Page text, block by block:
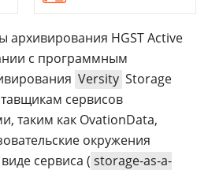
архивирования HGST Active
с программным
Versity Storage
сервисов
таким как OvationData,
окружения
сервиса ( storage-as-a-